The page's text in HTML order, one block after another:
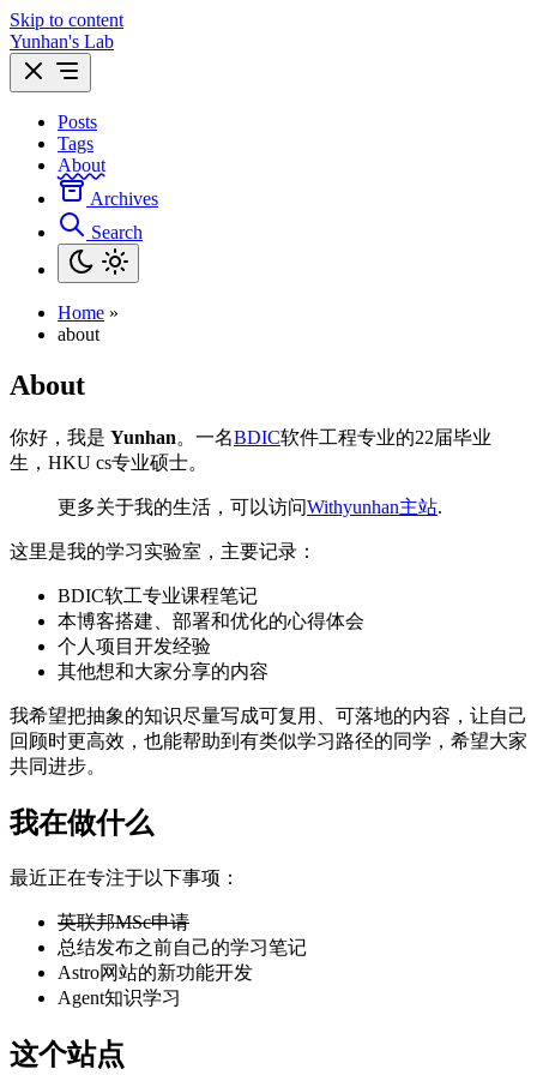
Skip to content
Yunhan's Lab
Posts
Tags
About
Archives
Search
Home »
about
About
你好，我是 Yunhan。一名BDIC软件工程专业的22届毕业
生，HKU cs专业硕士。
更多关于我的生活，可以访问Withyunhan主站.
这里是我的学习实验室，主要记录：
BDIC软工专业课程笔记
本博客搭建、部署和优化的心得体会
个人项目开发经验
其他想和大家分享的内容
我希望把抽象的知识尽量写成可复用、可落地的内容，让自己
回顾时更高效，也能帮助到有类似学习路径的同学，希望大家
共同进步。
我在做什么
最近正在专注于以下事项：
英联邦MSc申请
总结发布之前自己的学习笔记
Astro网站的新功能开发
Agent知识学习
这个站点